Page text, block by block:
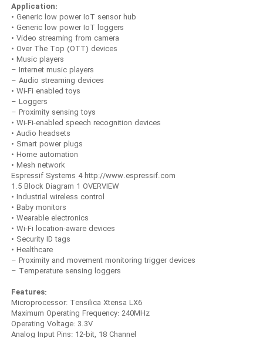
Application:
• Generic low power IoT sensor hub
• Generic low power IoT loggers
• Video streaming from camera
• Over The Top (OTT) devices
• Music players
– Internet music players
– Audio streaming devices
• Wi-Fi enabled toys
– Loggers
– Proximity sensing toys
• Wi-Fi-enabled speech recognition devices
• Audio headsets
• Smart power plugs
• Home automation
• Mesh network
Espressif Systems 4 http://www.espressif.com
1.5 Block Diagram 1 OVERVIEW
• Industrial wireless control
• Baby monitors
• Wearable electronics
• Wi-Fi location-aware devices
• Security ID tags
• Healthcare
– Proximity and movement monitoring trigger devices
– Temperature sensing loggers
Features:
Microprocessor: Tensilica Xtensa LX6
Maximum Operating Frequency: 240MHz
Operating Voltage: 3.3V
Analog Input Pins: 12-bit, 18 Channel